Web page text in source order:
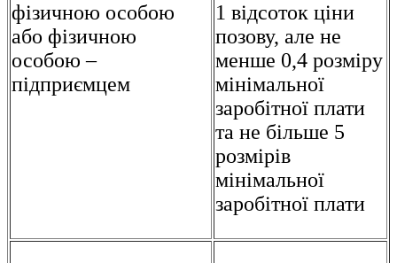
фізичною особою
або фізичною
особою –
підприємцем
1 відсоток ціни
позову, але не
менше 0,4 розміру
мінімальної
заробітної плати
та не більше 5
розмірів
мінімальної
заробітної плати